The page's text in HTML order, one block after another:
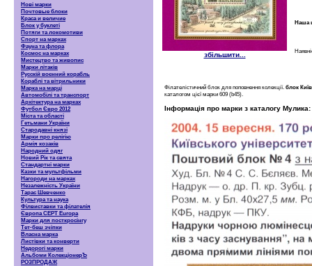
Нові марки
Почтовые блоки
Краса и величие
Блок у буклеті
Потяги та локомотиви
Спорт на марках
Фауна та флора
Космос на марках
Мистецтво та живопис
Марки літаків
Русскiй воєнний корабль
Кораблі та вітрильники
Марка на марці
Автомобілі та транспорт
Архітектура на марках
Футбол Євро 2012
Міста та області
Гетьмани України
Стародавні князі
Марки про релігію
Армія козаків
Народний одяг
Новий Рік та свята
Стандартні марки
Казки та мультфільми
Нагороди на марках
Незалежність України
Тарас Шевченко
Культура та наука
Філвиставки та філателія
Європа CEPT Europa
Марки для посткросінгу
Тет-беш зчіпки
Власна марка
Листівки та конверти
Недорогі марки
Альбоми КолекціонерЪ
РОЗПРОДАЖ
збільшити...
Наша
Філателістичний блок для поповнення колекції. блок
каталогом цієї марки 609 (b45).
Інформація про марки з каталогу Мулика: